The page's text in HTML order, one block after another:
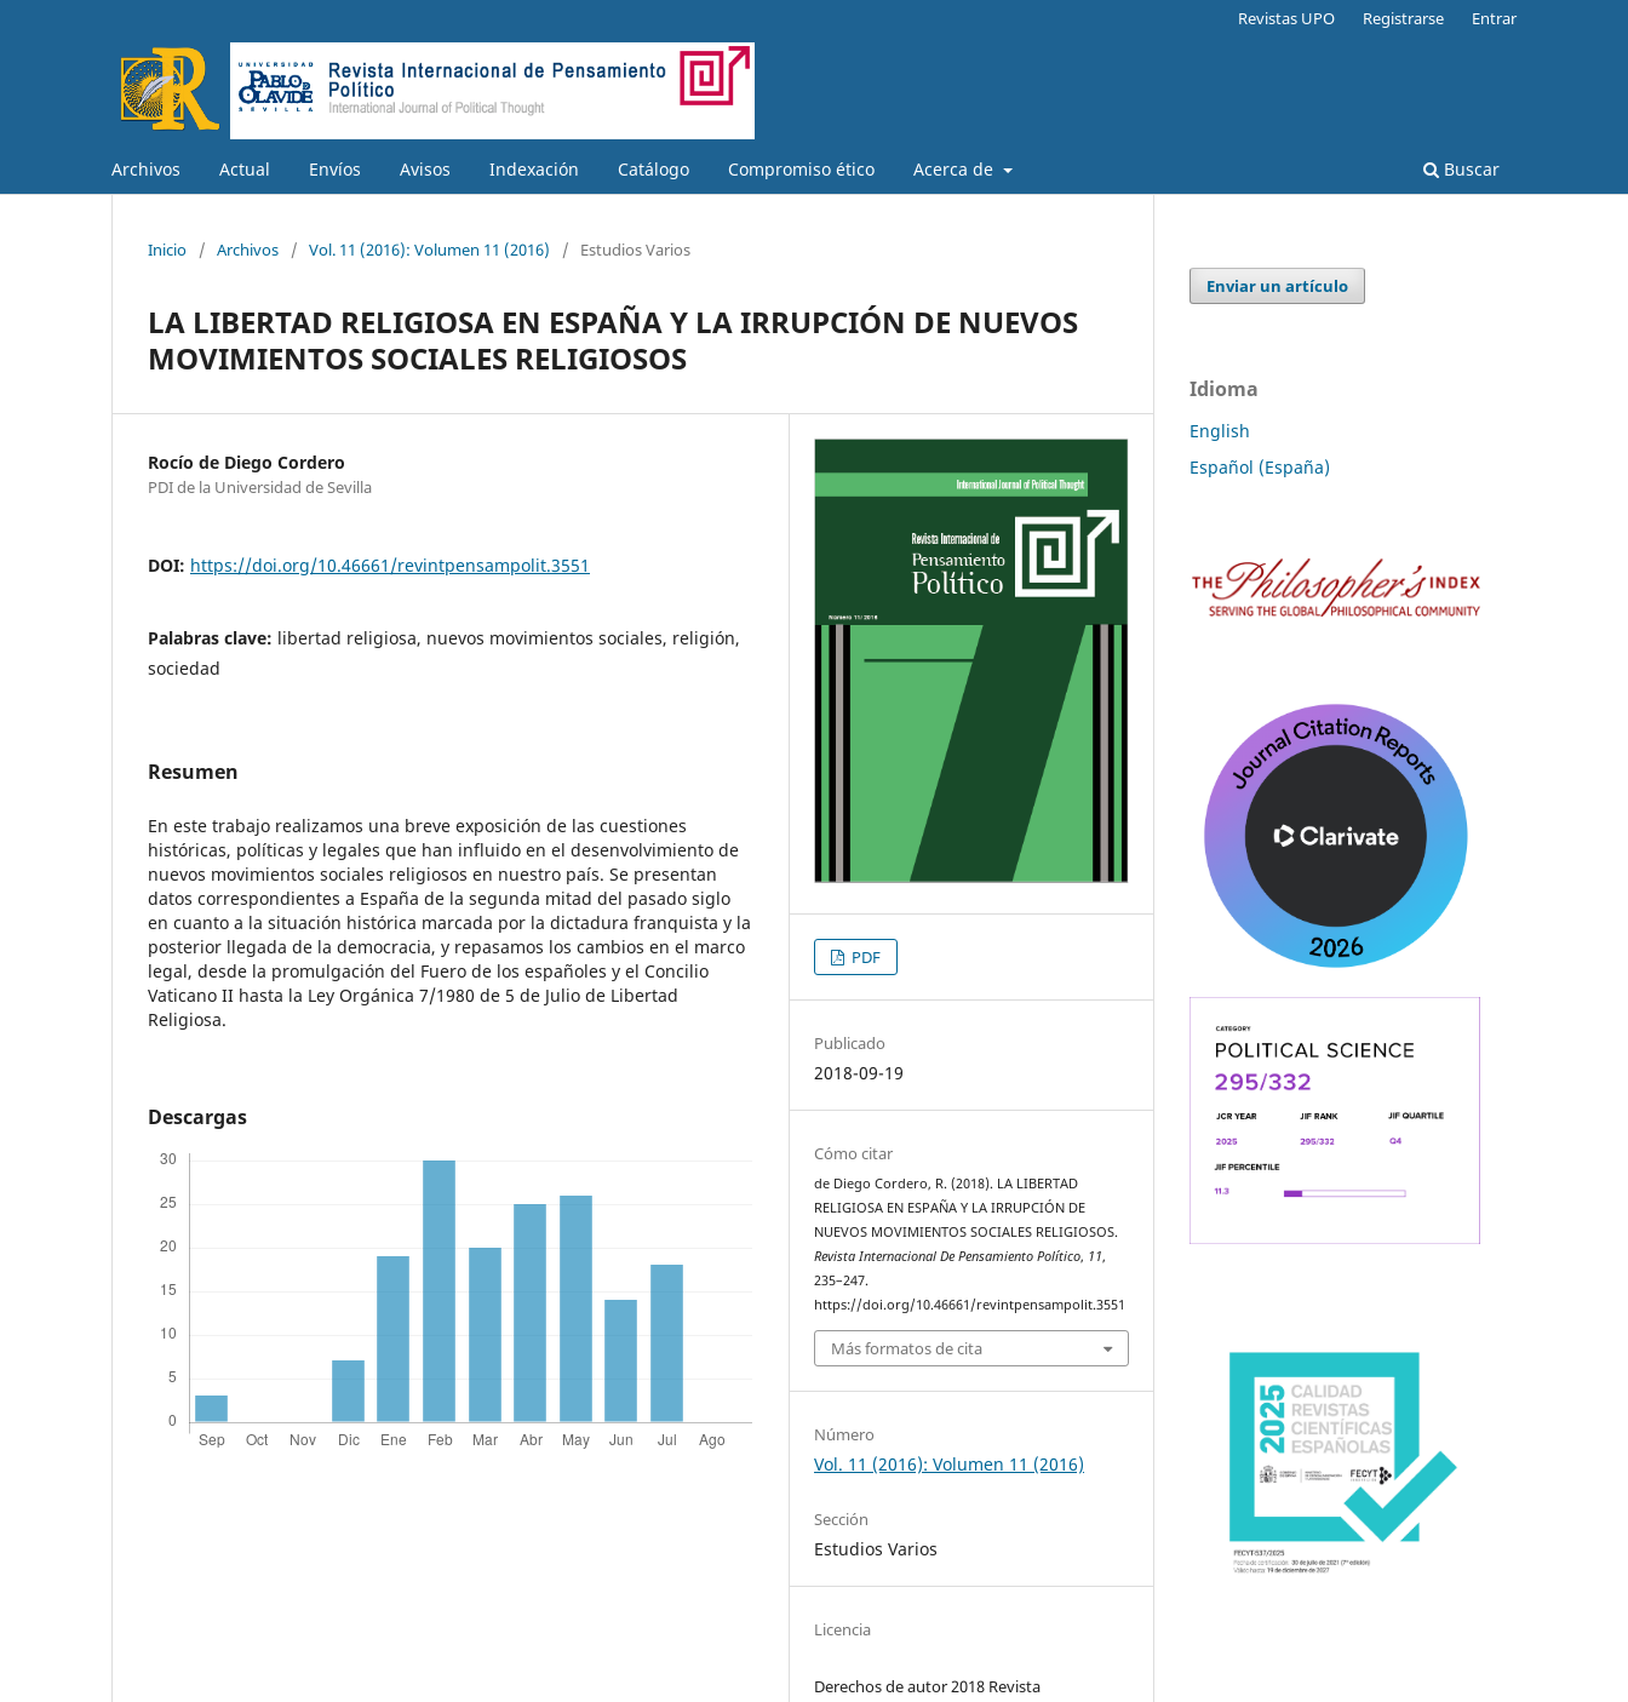
Archivos Actual Envíos Avisos Indexación Catálogo Compromiso ético Acerca de Buscar
Revistas UPO Registrarse Entrar
Inicio / Archivos / Vol. 11 (2016): Volumen 11 (2016) / Estudios Varios
LA LIBERTAD RELIGIOSA EN ESPAÑA Y LA IRRUPCIÓN DE NUEVOS
MOVIMIENTOS SOCIALES RELIGIOSOS
Rocío de Diego Cordero
PDI de la Universidad de Sevilla
DOI: https://doi.org/10.46661/revintpensampolit.3551
Palabras clave: libertad religiosa, nuevos movimientos sociales, religión,
sociedad
Resumen
En este trabajo realizamos una breve exposición de las cuestiones
históricas, políticas y legales que han influido en el desenvolvimiento de
nuevos movimientos sociales religiosos en nuestro país. Se presentan
datos correspondientes a España de la segunda mitad del pasado siglo
en cuanto a la situación histórica marcada por la dictadura franquista y la
posterior llegada de la democracia, y repasamos los cambios en el marco
legal, desde la promulgación del Fuero de los españoles y el Concilio
Vaticano II hasta la Ley Orgánica 7/1980 de 5 de Julio de Libertad
Religiosa.
Descargas
PDF
Publicado
2018-09-19
Cómo citar
de Diego Cordero, R. (2018). LA LIBERTAD
RELIGIOSA EN ESPAÑA Y LA IRRUPCIÓN DE
NUEVOS MOVIMIENTOS SOCIALES RELIGIOSOS.
Revista Internacional De Pensamiento Político, 11,
235–247.
https://doi.org/10.46661/revintpensampolit.3551
Más formatos de cita
Número
Vol. 11 (2016): Volumen 11 (2016)
Sección
Estudios Varios
Licencia
Derechos de autor 2018 Revista
Enviar un artículo
Idioma
English
Español (España)